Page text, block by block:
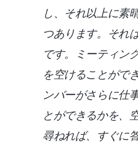
し、それ以上に素
つあります。それ
です。ミーティン
を空けることがで
ンバーがさらに仕
とができるかを、
尋ねれば、すぐに